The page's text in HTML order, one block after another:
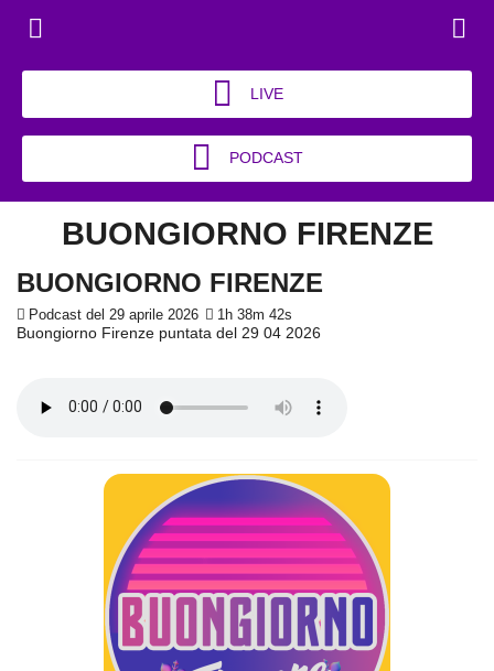
LIVE
PODCAST
BUONGIORNO FIRENZE
BUONGIORNO FIRENZE
Podcast del 29 aprile 2026 1h 38m 42s
Buongiorno Firenze puntata del 29 04 2026